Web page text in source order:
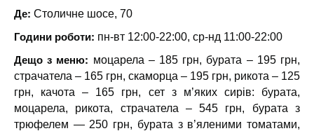
Де: Столичне шосе, 70
Години роботи: пн-вт 12:00-22:00, ср-нд 11:00-22:00
Дещо з меню: моцарела – 185 грн, бурата – 195 грн,
страчатела – 165 грн, скаморца – 195 грн, рикота – 125
грн, качота – 165 грн, сет з м’яких сирiв: бурата,
моцарела, рикота, страчатела – 545 грн, бурата з
трюфелем — 250 грн, бурата з в’яленими томатами,